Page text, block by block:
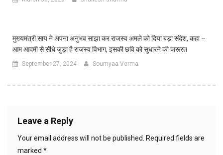
मुख्यमंत्री साय ने अपना अनुभव साझा कर राजस्व अमले को दिया बड़ा संदेश, कहा –
आम आदमी से सीधे जुड़ा है राजस्व विभाग, इसकी छवि को सुधारने की जरूरत
September 27, 2024 Soumyaa Verma
Leave a Reply
Your email address will not be published.
Required fields are
marked *